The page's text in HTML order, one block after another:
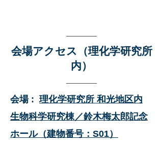
​会場アクセス（理化学研究所
内）
会場 : 理化学研究所 和光地区内
生物科学研究棟／鈴木梅太郎記念
ホール（建物番号：S01）